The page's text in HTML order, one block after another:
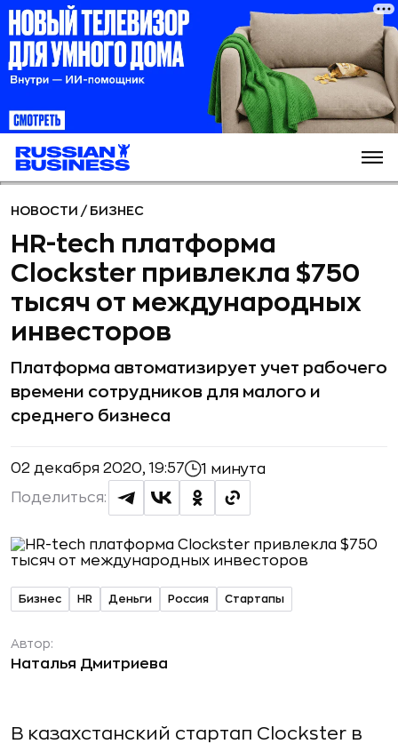
НОВОСТИ / БИЗНЕС
HR-tech платформа
Clockster привлекла $750
тысяч от международных
инвесторов
Платформа автоматизирует учет рабочего
времени сотрудников для малого и
среднего бизнеса
02 декабря 2020, 19:57 1 минута
Поделиться:
Бизнес HR Деньги Россия Стартапы
Автор:
Наталья Дмитриева
В казахстанский стартап Clockster в